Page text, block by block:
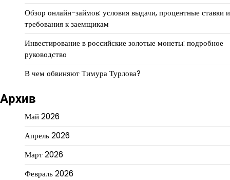
Обзор онлайн-займов: условия выдачи, процентные ставки и
требования к заемщикам
Инвестирование в российские золотые монеты: подробное
руководство
В чем обвиняют Тимура Турлова?
Архив
Май 2026
Апрель 2026
Март 2026
Февраль 2026